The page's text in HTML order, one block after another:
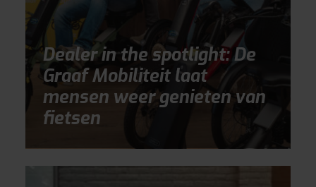
Dealer in the spotlight: De
Graaf Mobiliteit laat
mensen weer genieten van
fietsen